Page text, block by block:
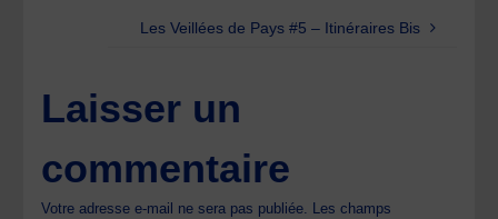
Les Veillées de Pays #5 – Itinéraires Bis
Laisser un
commentaire
Votre adresse e-mail ne sera pas publiée. Les champs